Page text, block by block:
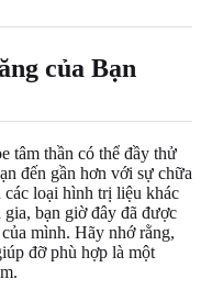
của Bạn
tâm thần có thể đầy thử
đến gần hơn với sự chữa
loại hình trị liệu khác
bạn giờ đây đã được
mình. Hãy nhớ rằng,
đỡ phù hợp là một